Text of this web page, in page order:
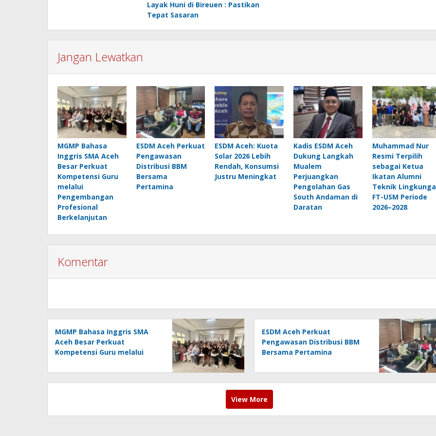
Layak Huni di Bireuen : Pastikan
Tepat Sasaran
Jangan Lewatkan
MGMP Bahasa
Inggris SMA Aceh
Besar Perkuat
Kompetensi Guru
melalui
Pengembangan
Profesional
Berkelanjutan
ESDM Aceh Perkuat
Pengawasan
Distribusi BBM
Bersama
Pertamina
ESDM Aceh: Kuota
Solar 2026 Lebih
Rendah, Konsumsi
Justru Meningkat
Kadis ESDM Aceh
Dukung Langkah
Mualem
Perjuangkan
Pengolahan Gas
South Andaman di
Daratan
Muhammad Nur
Resmi Terpilih
sebagai Ketua
Ikatan Alumni
Teknik
FT-USM Periode
2026–2028
Komentar
MGMP Bahasa Inggris SMA
Aceh Besar Perkuat
Kompetensi Guru melalui
Berkelanjutan
ESDM Aceh Perkuat
Pengawasan Distribusi BBM
Bersama Pertamina
View More